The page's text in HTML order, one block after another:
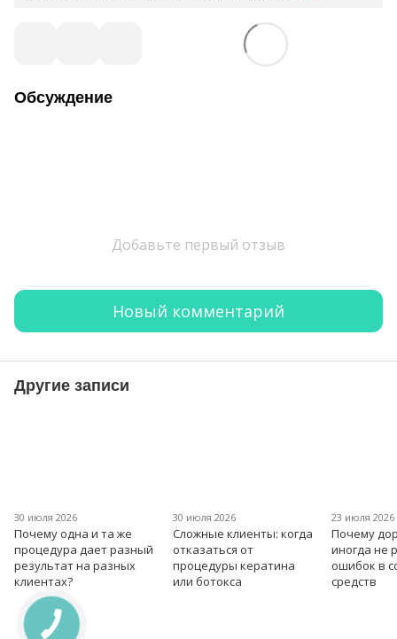
Обсуждение
Добавьте первый отзыв
Новый комментарий
Другие записи
30 июля 2026
Почему одна и та же
процедура дает разный
результат на разных
клиентах?
30 июля 2026
Сложные клиенты: когда
отказаться от
процедуры кератина
или ботокса
23 июля 2026
Почему
иногда не
ошибок в
средств